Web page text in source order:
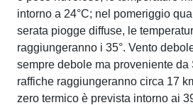
intorno a 24°C; nel pomeriggio
serata piogge diffuse, le
raggiungeranno i 35°. Vento
sempre debole ma proveniente
raffiche raggiungeranno circa 17
zero termico è prevista intorno ai